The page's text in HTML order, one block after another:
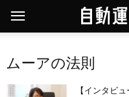
ムーアの法則
【インタビ